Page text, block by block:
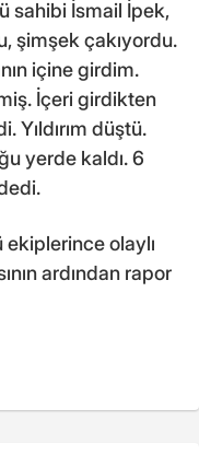
sahibi İsmail İpek,
şimşek çakıyordu.
içine girdim.
İçeri girdikten
Yıldırım düştü.
yerde kaldı. 6
ekiplerince olaylı
ardından rapor